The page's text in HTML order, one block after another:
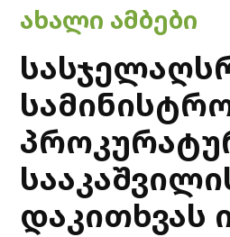
POSTED
IN
ᲐᲮᲐᲚᲘ ᲐᲛᲑᲔᲑᲘ
დაკითხვას